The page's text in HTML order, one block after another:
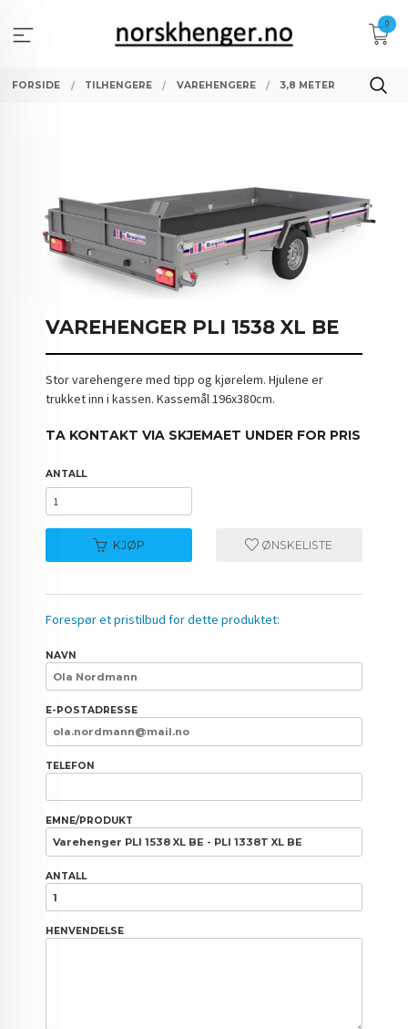
innholdet
0
FORSIDE TILHENGERE VAREHENGERE 3,8 METER
VAREHENGER PLI 1538 XL BE
Stor varehengere med tipp og kjørelem. Hjulene er
trukket inn i kassen. Kassemål 196x380cm.
TA KONTAKT VIA SKJEMAET UNDER FOR PRIS
ANTALL
KJØP ØNSKELISTE
Forespør et pristilbud for dette produktet:
NAVN
E-POSTADRESSE
TELEFON
EMNE/PRODUKT
ANTALL
HENVENDELSE